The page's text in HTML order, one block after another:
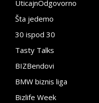
UticajnOdgovorno
Šta jedemo
30 ispod 30
Tasty Talks
BIZBendovi
BMW biznis liga
Bizlife Week